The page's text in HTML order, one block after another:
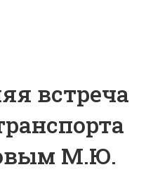
встреча
М.Ю.